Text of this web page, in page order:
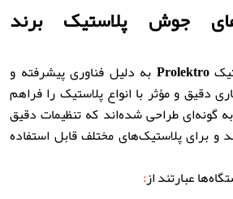
جوش پلاستیک برند
Prolektro به دلیل فناوری پیشرفته و
دقیق و مؤثر با انواع پلاستیک را فراهم
گونه‌ای طراحی شده‌اند که تنظیمات دقیق
و برای پلاستیک‌های مختلف قابل استفاده
عبارتند از: